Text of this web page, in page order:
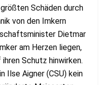
Schäden durch
von den Imkern
Dietmar
am Herzen liegen,
Schutz hinwirken.
Ilse Aigner (CSU) kein